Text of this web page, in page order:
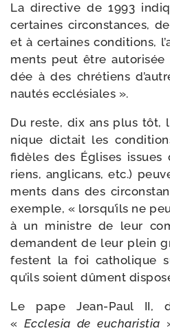
La direc­tive de 1993
cer­taines cir­cons­tances,
et à cer­taines condi­tions,
ments peut être
dée à des chré­tiens
nau­tés ecclésiales ».
Du reste, dix ans plus
nique dic­tait les
fidèles des Églises
riens, angli­cans, etc.)
ments dans des
exemple, « lors­qu’ils ne
à un ministre de leur
demandent de leur plein
festent la foi catho­lique
qu’ils soient dûment
Le pape Jean-​Paul II,
« Ecclesia de eucha­ris­tia